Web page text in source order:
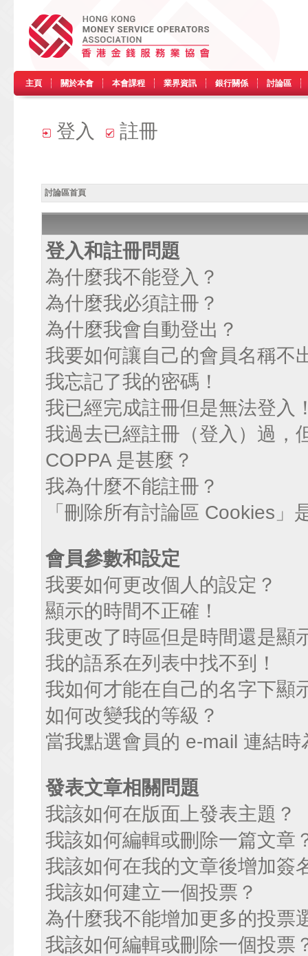
主頁 關於本會 本會課程 業界資訊 銀行關係 討論區
登入 註冊
討論區首頁
登入和註冊問題
為什麼我不能登入？
為什麼我必須註冊？
為什麼我會自動登出？
我要如何讓自己的會員名稱不
我忘記了我的密碼！
我已經完成註冊但是無法登入
我過去已經註冊（登入）過，
COPPA 是甚麼？
我為什麼不能註冊？
「刪除所有討論區 Cookies」
會員參數和設定
我要如何更改個人的設定？
顯示的時間不正確！
我更改了時區但是時間還是顯
我的語系在列表中找不到！
我如何才能在自己的名字下顯
如何改變我的等級？
當我點選會員的 e-mail 連結
發表文章相關問題
我該如何在版面上發表主題？
我該如何編輯或刪除一篇文章
我該如何在我的文章後增加簽
我該如何建立一個投票？
為什麼我不能增加更多的投票
我該如何編輯或刪除一個投票